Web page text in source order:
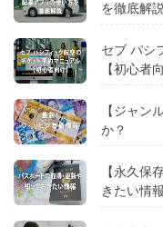
を徹底解説
セブ パシ
【初心者
【ジャン
か？
【永久保
きたい情報